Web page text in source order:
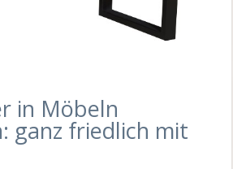
in Möbeln
ganz friedlich mit